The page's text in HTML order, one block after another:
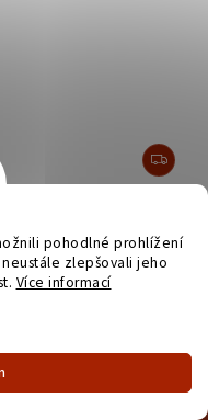
pohodlné prohlížení
zlepšovali jeho
Více informací
od 9 - 16:30.
(na zemní plyn)